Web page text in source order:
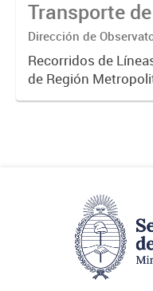
Transporte
Buenos Aires
Dirección de
Transporte, Estudio y
Recorridos de
de Región
Aires (RMBA).-